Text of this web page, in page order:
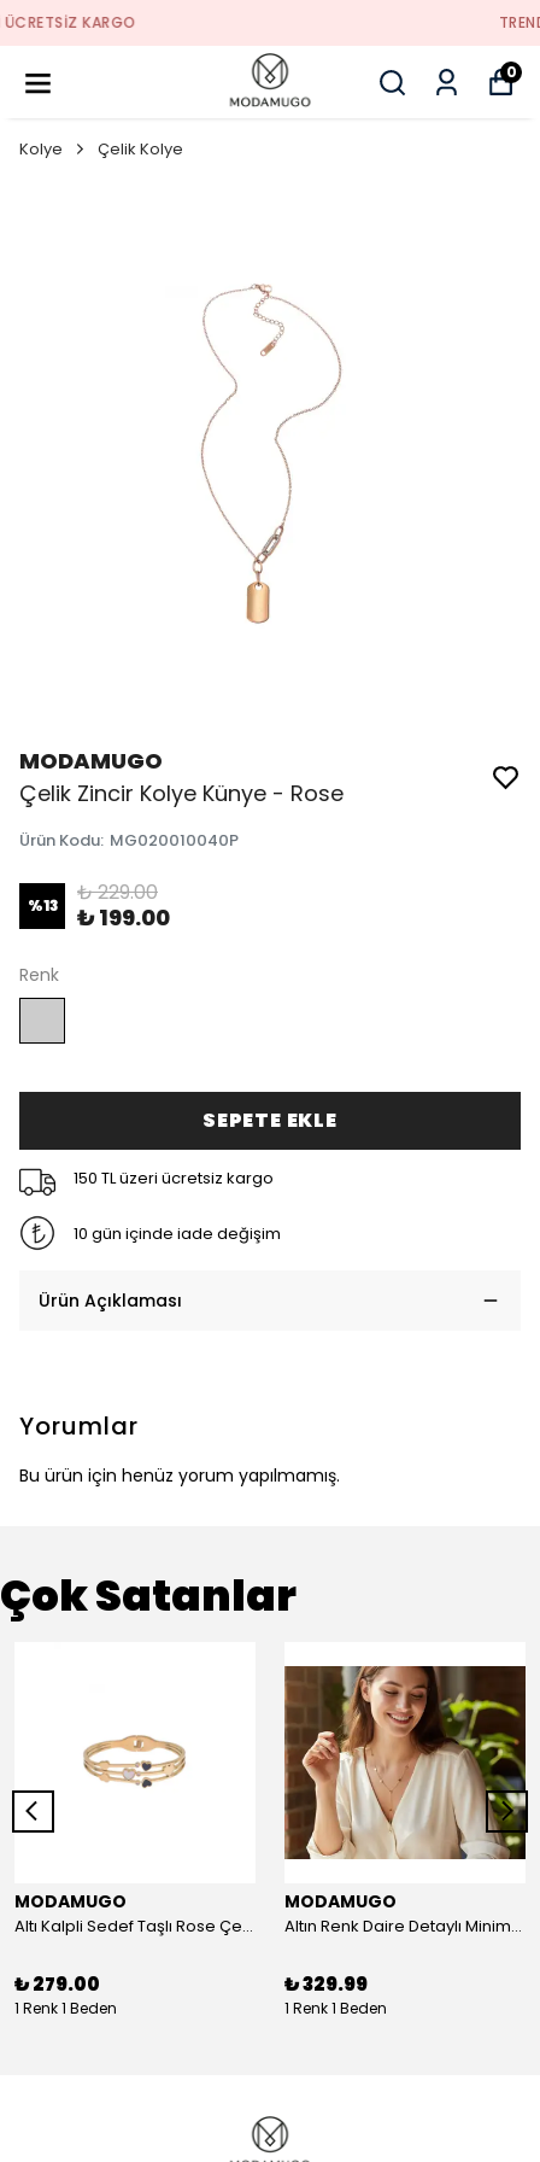
0
Kolye Çelik Kolye
MODAMUGO
Çelik Zincir Kolye Künye - Rose
Ürün Kodu: MG020010040P
%13 ₺ 229.00
₺ 199.00
Renk
SEPETE EKLE
150 TL üzeri ücretsiz kargo
10 gün içinde iade değişim
Ürün Açıklaması
Yorumlar
Bu ürün için henüz yorum yapılmamış.
Çok Satanlar
MODAMUGO
Altı Kalpli Sedef Taşlı Rose Çelik Kelepçe Bileklik
₺ 279.00
1 Renk 1 Beden
MODAMUGO
Altın Renk Daire Detaylı Minimal Y Çelik Kolye
₺ 329.99
1 Renk 1 Beden